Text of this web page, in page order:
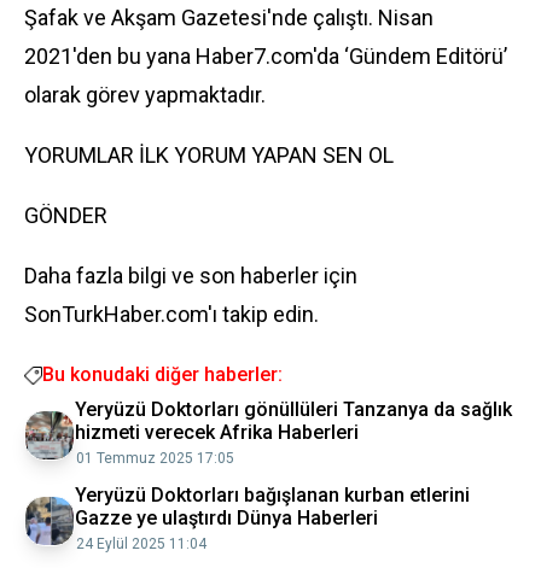
Şafak ve Akşam Gazetesi'nde çalıştı. Nisan
2021'den bu yana Haber7.com'da ‘Gündem Editörü’
olarak görev yapmaktadır.
YORUMLAR İLK YORUM YAPAN SEN OL
GÖNDER
Daha fazla bilgi ve son haberler için
SonTurkHaber.com'ı takip edin.
Bu konudaki diğer haberler:
Yeryüzü Doktorları gönüllüleri Tanzanya da sağlık
hizmeti verecek Afrika Haberleri
01 Temmuz 2025 17:05
Yeryüzü Doktorları bağışlanan kurban etlerini
Gazze ye ulaştırdı Dünya Haberleri
24 Eylül 2025 11:04